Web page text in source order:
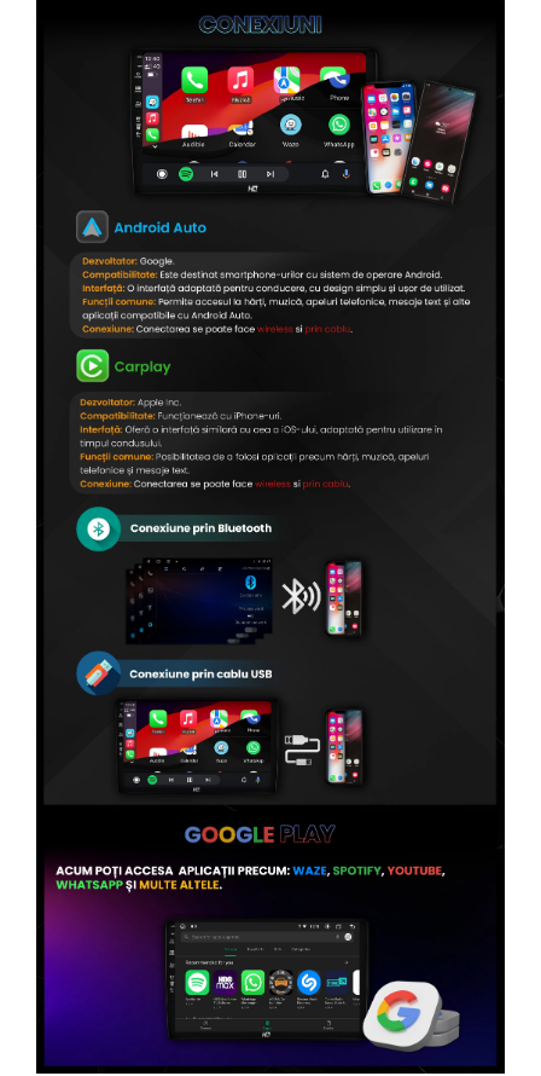
Conectică Peugeot
Conectică Isuzu
Conectică Mazda
Conectică Subaru
Conectică Iveco
Conectică Iveco
Conectică Dacia
Conectică Volvo
Conectică Smart
Conectică Chrysler
Conectică Land Rover
Conectică Ssangyong